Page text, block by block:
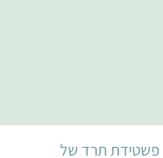
תבנית גדולה
פשטידת תרד של